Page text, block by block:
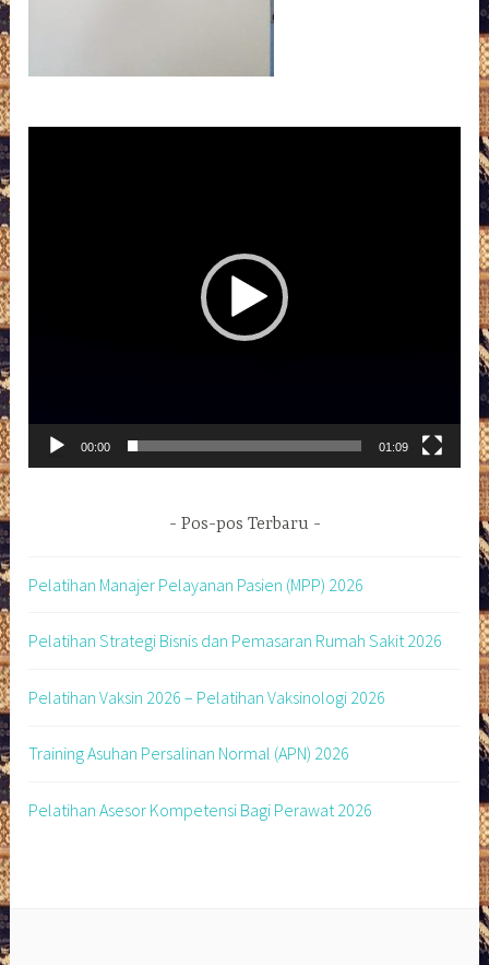
00:00 01:09
Pos-pos Terbaru
Pelatihan Manajer Pelayanan Pasien (MPP) 2026
Pelatihan Strategi Bisnis dan Pemasaran Rumah Sakit 2026
Pelatihan Vaksin 2026 – Pelatihan Vaksinologi 2026
Training Asuhan Persalinan Normal (APN) 2026
Pelatihan Asesor Kompetensi Bagi Perawat 2026